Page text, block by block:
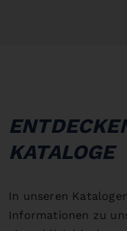
KATALOGE
In unseren
Informationen zu